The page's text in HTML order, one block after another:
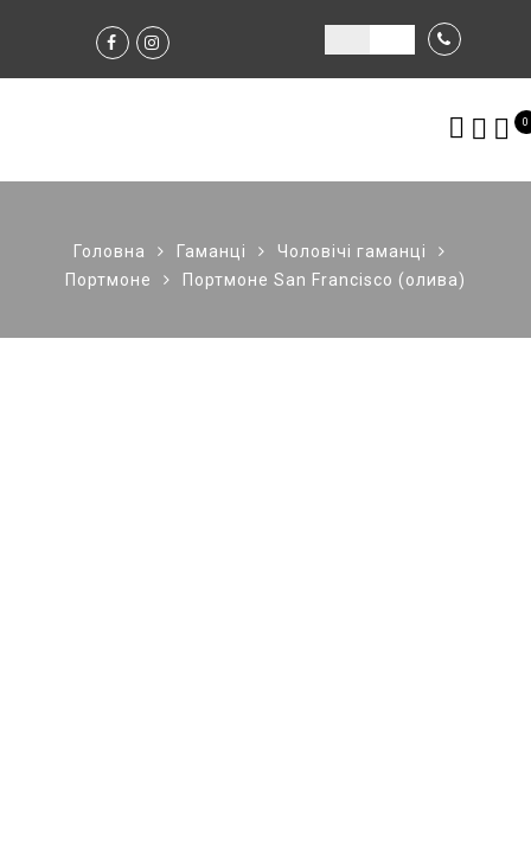
0
Головна Гаманці
Чоловічі гаманці
Портмоне
Портмоне San Francisco (олива)